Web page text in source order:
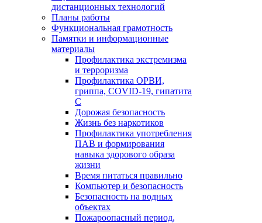
дистанционных технологий
Планы работы
Функциональная грамотность
Памятки и информационные
материалы
Профилактика экстремизма
и терроризма
Профилактика ОРВИ,
гриппа, COVID-19, гипатита
С
Дорожая безопасность
Жизнь без наркотиков
Профилактика употребления
ПАВ и формирования
навыка здорового образа
жизни
Время питаться правильно
Компьютер и безопасность
Безопасность на водных
объектах
Пожароопасный период,